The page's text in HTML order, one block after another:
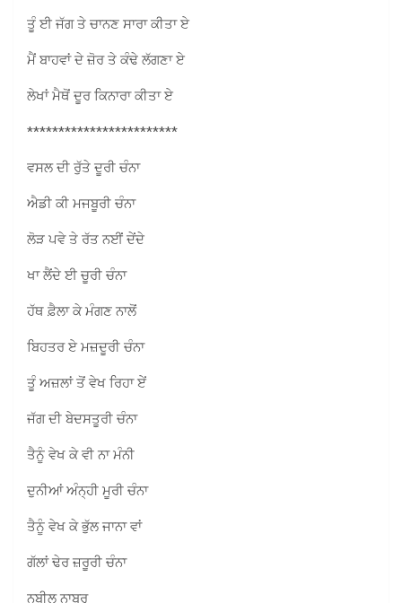
ਤੂੰ ਈ ਜੱਗ ਤੇ ਚਾਨਣ ਸਾਰਾ ਕੀਤਾ ਏ
ਮੈਂ ਬਾਹਵਾਂ ਦੇ ਜ਼ੋਰ ਤੇ ਕੰਢੇ ਲੱਗਣਾ ਏ
ਲੇਖਾਂ ਮੈਥੋਂ ਦੂਰ ਕਿਨਾਰਾ ਕੀਤਾ ਏ
************************
ਵਸਲ ਦੀ ਰੁੱਤੇ ਦੂਰੀ ਚੰਨਾ
ਐਡੀ ਕੀ ਮਜਬੂਰੀ ਚੰਨਾ
ਲੋੜ ਪਵੇ ਤੇ ਰੱਤ ਨਈਂ ਦੇਂਦੇ
ਖਾ ਲੈਂਦੇ ਈ ਚੂਰੀ ਚੰਨਾ
ਹੱਥ ਫ਼ੈਲਾ ਕੇ ਮੰਗਣ ਨਾਲੋਂ
ਬਿਹਤਰ ਏ ਮਜ਼ਦੂਰੀ ਚੰਨਾ
ਤੂੰ ਅਜ਼ਲਾਂ ਤੋਂ ਵੇਖ ਰਿਹਾ ਏਂ
ਜੱਗ ਦੀ ਬੇਦਸਤੂਰੀ ਚੰਨਾ
ਤੈਨੂੰ ਵੇਖ ਕੇ ਵੀ ਨਾ ਮੰਨੀ
ਦੁਨੀਆਂ ਅੰਨ੍ਹੀ ਮੂਰੀ ਚੰਨਾ
ਤੈਨੂੰ ਵੇਖ ਕੇ ਭੁੱਲ ਜਾਨਾ ਵਾਂ
ਗੱਲਾਂ ਢੇਰ ਜ਼ਰੂਰੀ ਚੰਨਾ
ਨਬੀਲ ਨਾਬਰ